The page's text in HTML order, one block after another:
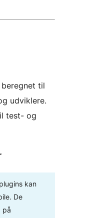
til
udviklere.
test- og
kan
De
på